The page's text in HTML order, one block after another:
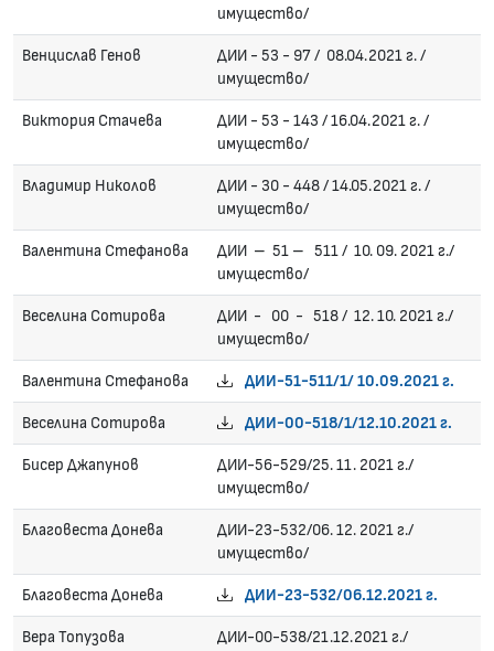
имущество/
Венцислав Генов
ДИИ - 53 - 97 / 08.04.2021 г. /
имущество/
Виктория Стачева
ДИИ - 53 - 143 / 16.04.2021 г. /
имущество/
Владимир Николов
ДИИ - 30 - 448 / 14.05.2021 г. /
имущество/
Валентина Стефанова
ДИИ – 51 – 511 / 10. 09. 2021 г./
имущество/
Веселина Сотирова
ДИИ - 00 - 518 / 12. 10. 2021 г./
имущество/
Валентина Стефанова ДИИ-51-511/1/ 10.09.2021 г.
Веселина Сотирова ДИИ-00-518/1/12.10.2021 г.
Бисер Джапунов
ДИИ-56-529/25. 11. 2021 г./
имущество/
Благовеста Донева
ДИИ-23-532/06. 12. 2021 г./
имущество/
Благовеста Донева ДИИ-23-532/06.12.2021 г.
Вера Топузова
ДИИ-00-538/21.12.2021 г./